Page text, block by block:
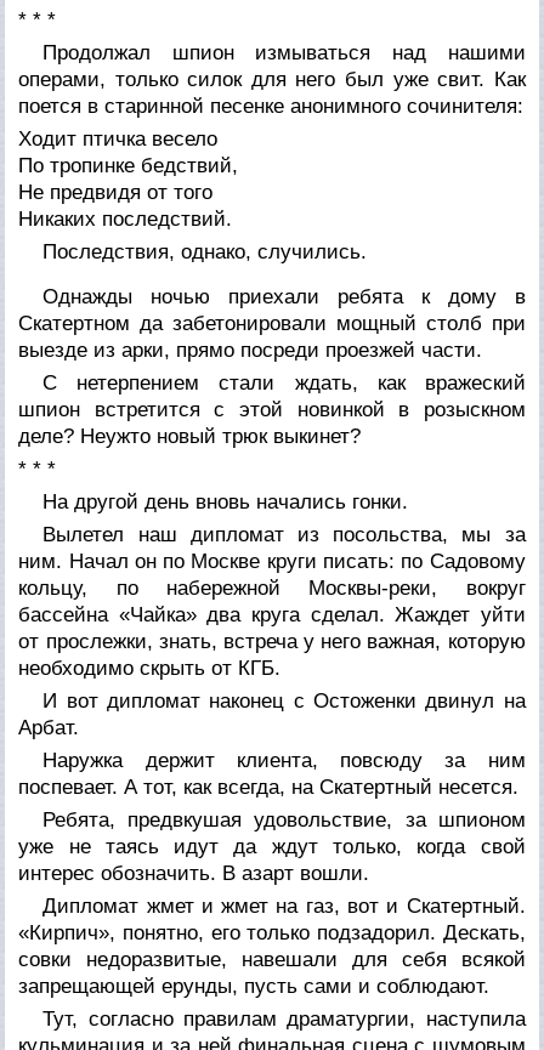
* * *
Продолжал шпион измываться над нашими
операми, только силок для него был уже свит. Как
поется в старинной песенке анонимного сочинителя:
Ходит птичка весело
По тропинке бедствий,
Не предвидя от того
Никаких последствий.
Последствия, однако, случились.
Однажды ночью приехали ребята к дому в
Скатертном да забетонировали мощный столб при
выезде из арки, прямо посреди проезжей части.
С нетерпением стали ждать, как вражеский
шпион встретится с этой новинкой в розыскном
деле? Неужто новый трюк выкинет?
* * *
На другой день вновь начались гонки.
Вылетел наш дипломат из посольства, мы за
ним. Начал он по Москве круги писать: по Садовому
кольцу, по набережной Москвы-реки, вокруг
бассейна «Чайка» два круга сделал. Жаждет уйти
от прослежки, знать, встреча у него важная, которую
необходимо скрыть от КГБ.
И вот дипломат наконец с Остоженки двинул на
Арбат.
Наружка держит клиента, повсюду за ним
поспевает. А тот, как всегда, на Скатертный несется.
Ребята, предвкушая удовольствие, за шпионом
уже не таясь идут да ждут только, когда свой
интерес обозначить. В азарт вошли.
Дипломат жмет и жмет на газ, вот и Скатертный.
«Кирпич», понятно, его только подзадорил. Дескать,
совки недоразвитые, навешали для себя всякой
запрещающей ерунды, пусть сами и соблюдают.
Тут, согласно правилам драматургии, наступила